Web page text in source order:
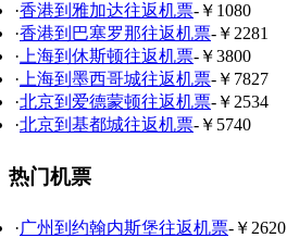
·香港到雅加达往返机票-￥1080
·香港到巴塞罗那往返机票-￥2281
·上海到休斯顿往返机票-￥3800
·上海到墨西哥城往返机票-￥7827
·北京到爱德蒙顿往返机票-￥2534
·北京到基都城往返机票-￥5740
热门机票
·广州到约翰内斯堡往返机票-￥2620